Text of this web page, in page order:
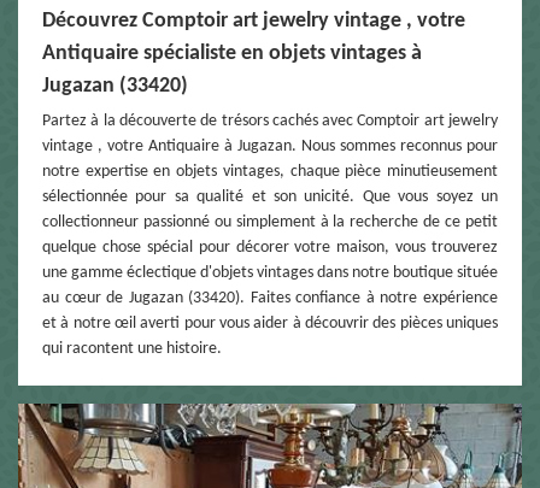
Découvrez Comptoir art jewelry vintage , votre
Antiquaire spécialiste en objets vintages à
Jugazan (33420)
Partez à la découverte de trésors cachés avec Comptoir art jewelry
vintage , votre Antiquaire à Jugazan. Nous sommes reconnus pour
notre expertise en objets vintages, chaque pièce minutieusement
sélectionnée pour sa qualité et son unicité. Que vous soyez un
collectionneur passionné ou simplement à la recherche de ce petit
quelque chose spécial pour décorer votre maison, vous trouverez
une gamme éclectique d'objets vintages dans notre boutique située
au cœur de Jugazan (33420). Faites confiance à notre expérience
et à notre œil averti pour vous aider à découvrir des pièces uniques
qui racontent une histoire.